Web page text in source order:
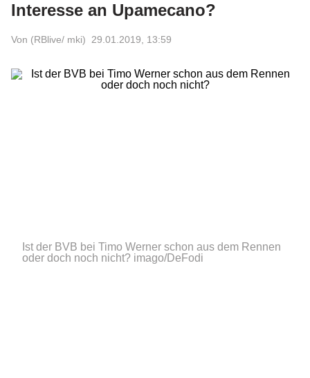
Interesse an Upamecano?
Von (RBlive/ mki) 29.01.2019, 13:59
Ist der BVB bei Timo Werner schon aus dem Rennen
oder doch noch nicht? imago/DeFodi